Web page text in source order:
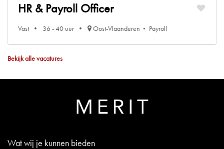
HR & Payroll Officer
Vast 36 - 40 uur Oost-Vlaanderen Payroll
Bekijk alle vacatures
Wat wij je kunnen bieden